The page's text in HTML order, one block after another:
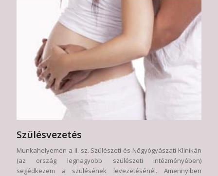
Szülésvezetés
Munkahelyemen a II. sz. Szülészeti és Nőgyógyászati Klinikán
(az ország legnagyobb szülészeti intézményében)
segédkezem a szülésének levezetésénél. Amennyiben